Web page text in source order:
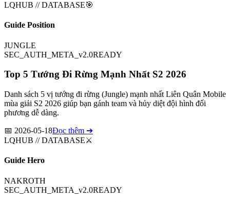
LQHUB // DATABASE🎯
Guide Position
JUNGLE
SEC_AUTH_META_v2.0READY
Top 5 Tướng Đi Rừng Mạnh Nhất S2 2026
Danh sách 5 vị tướng đi rừng (Jungle) mạnh nhất Liên Quân Mobile
mùa giải S2 2026 giúp bạn gánh team và hủy diệt đội hình đối
phương dễ dàng.
📅 2026-05-18Đọc thêm ➔
LQHUB // DATABASE⚔️
Guide Hero
NAKROTH
SEC_AUTH_META_v2.0READY